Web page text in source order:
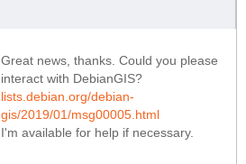
Great news, thanks. Could you please
interact with DebianGIS?
lists.debian.org/debian-
gis/2019/01/msg00005.html
I'm available for help if necessary.